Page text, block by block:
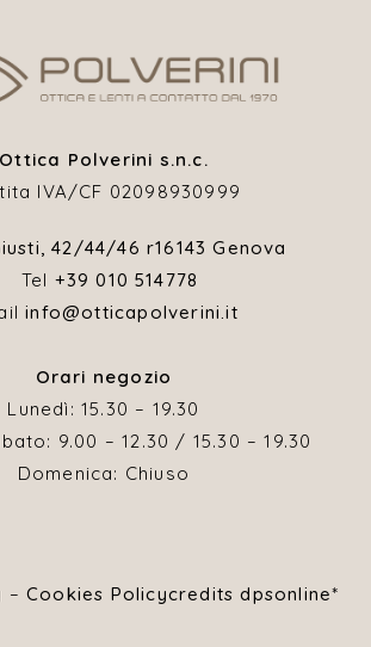
Ottica Polverini s.n.c.
IVA/CF 02098930999
42/44/46 r16143 Genova
Tel +39 010 514778
info@otticapolverini.it
Orari negozio
Lunedì: 15.30 – 19.30
9.00 – 12.30 / 15.30 – 19.30
Domenica: Chiuso
– Cookies Policycredits dpsonline*